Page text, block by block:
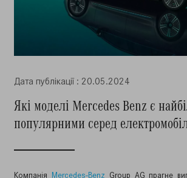
Дата публiкацiї : 20.05.2024
Які моделі Mercedes Benz є
популярними серед
Компанія Mercedes-Benz Group AG прагне